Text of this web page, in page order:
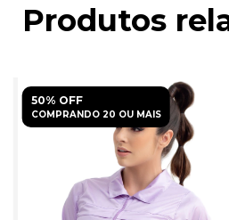
Produtos
50% OFF
COMPRANDO 20 OU MAIS